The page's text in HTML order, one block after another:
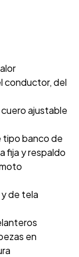
conductor, del
ajustable
tipo banco de
fija y respaldo
de tela
en